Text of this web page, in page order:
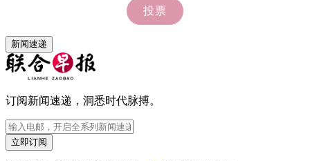
新闻速递
订阅新闻速递，洞悉时代脉搏。
立即订阅